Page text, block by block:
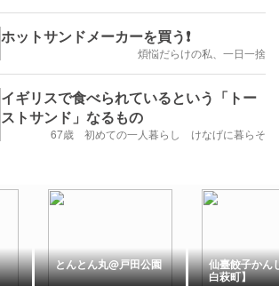
ホットサンドメーカーを買う❗️
煩悩だらけの私、一日一捨
イギリスで食べられているという「トー
ストサンド」なるもの
67歳 初めての一人暮らし けなげに暮らそ
とんとん丸@戸田公園 仙臺餃子かん
白萩町】